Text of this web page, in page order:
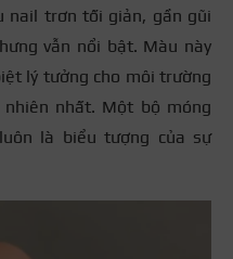
nail trơn tối giản, gần gũi
vẫn nổi bật. Màu này
lý tưởng cho môi trường
nhất. Một bộ móng
là biểu tượng của sự